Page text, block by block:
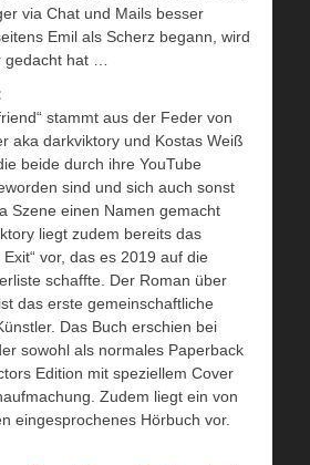
via Chat und Mails besser
Emil als Scherz begann, wird
hat …
stammt aus der Feder von
aka darkviktory und Kostas Weiß
beide durch ihre YouTube
sind und sich auch sonst
Szene einen Namen gemacht
liegt zudem bereits das
vor, das es 2019 auf die
schaffte. Der Roman über
das erste gemeinschaftliche
Das Buch erschien bei
sowohl als normales Paperback
Edition mit speziellem Cover
Zudem liegt ein von
eingesprochenes Hörbuch vor.